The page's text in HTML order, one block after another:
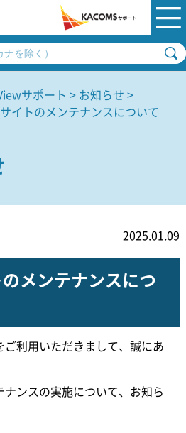
サポート
お知らせ
イトのメンテナンスについて
2025.01.09
メンテナンスにつ
利用いただきまして、誠にあ
ンスの実施について、お知ら